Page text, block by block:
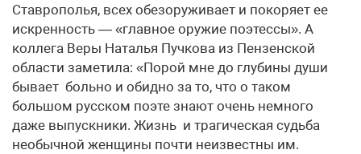
Ставрополья, всех обезоруживает и покоряет ее
искренность — «главное оружие поэтессы». А
коллега Веры Наталья Пучкова из Пензенской
области заметила: «Порой мне до глубины души
бывает больно и обидно за то, что о таком
большом русском поэте знают очень немного
даже выпускники. Жизнь и трагическая судьба
необычной женщины почти неизвестны им.